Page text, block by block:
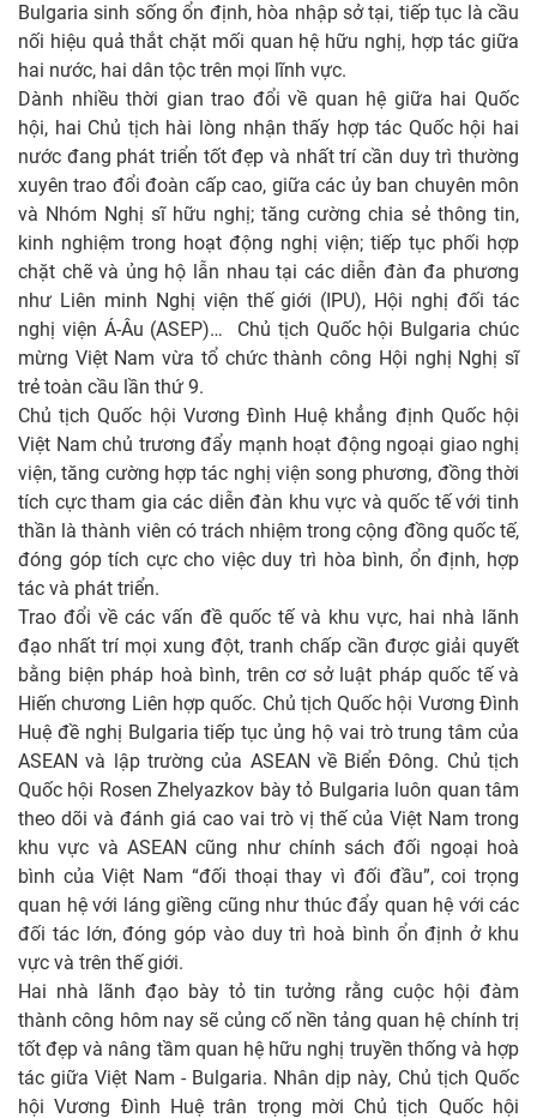
Bulgaria sinh sống ổn định, hòa nhập sở tại, tiếp tục là cầu
nối hiệu quả thắt chặt mối quan hệ hữu nghị, hợp tác giữa
hai nước, hai dân tộc trên mọi lĩnh vực.
Dành nhiều thời gian trao đổi về quan hệ giữa hai Quốc
hội, hai Chủ tịch hài lòng nhận thấy hợp tác Quốc hội hai
nước đang phát triển tốt đẹp và nhất trí cần duy trì thường
xuyên trao đổi đoàn cấp cao, giữa các ủy ban chuyên môn
và Nhóm Nghị sĩ hữu nghị; tăng cường chia sẻ thông tin,
kinh nghiệm trong hoạt động nghị viện; tiếp tục phối hợp
chặt chẽ và ủng hộ lẫn nhau tại các diễn đàn đa phương
như Liên minh Nghị viện thế giới (IPU), Hội nghị đối tác
nghị viện Á-Âu (ASEP)… Chủ tịch Quốc hội Bulgaria chúc
mừng Việt Nam vừa tổ chức thành công Hội nghị Nghị sĩ
trẻ toàn cầu lần thứ 9.
Chủ tịch Quốc hội Vương Đình Huệ khẳng định Quốc hội
Việt Nam chủ trương đẩy mạnh hoạt động ngoại giao nghị
viện, tăng cường hợp tác nghị viện song phương, đồng thời
tích cực tham gia các diễn đàn khu vực và quốc tế với tinh
thần là thành viên có trách nhiệm trong cộng đồng quốc tế,
đóng góp tích cực cho việc duy trì hòa bình, ổn định, hợp
tác và phát triển.
Trao đổi về các vấn đề quốc tế và khu vực, hai nhà lãnh
đạo nhất trí mọi xung đột, tranh chấp cần được giải quyết
bằng biện pháp hoà bình, trên cơ sở luật pháp quốc tế và
Hiến chương Liên hợp quốc. Chủ tịch Quốc hội Vương Đình
Huệ đề nghị Bulgaria tiếp tục ủng hộ vai trò trung tâm của
ASEAN và lập trường của ASEAN về Biển Đông. Chủ tịch
Quốc hội Rosen Zhelyazkov bày tỏ Bulgaria luôn quan tâm
theo dõi và đánh giá cao vai trò vị thế của Việt Nam trong
khu vực và ASEAN cũng như chính sách đối ngoại hoà
bình của Việt Nam “đối thoại thay vì đối đầu”, coi trọng
quan hệ với láng giềng cũng như thúc đẩy quan hệ với các
đối tác lớn, đóng góp vào duy trì hoà bình ổn định ở khu
vực và trên thế giới.
Hai nhà lãnh đạo bày tỏ tin tưởng rằng cuộc hội đàm
thành công hôm nay sẽ củng cố nền tảng quan hệ chính trị
tốt đẹp và nâng tầm quan hệ hữu nghị truyền thống và hợp
tác giữa Việt Nam - Bulgaria. Nhân dịp này, Chủ tịch Quốc
hội Vương Đình Huệ trân trọng mời Chủ tịch Quốc hội